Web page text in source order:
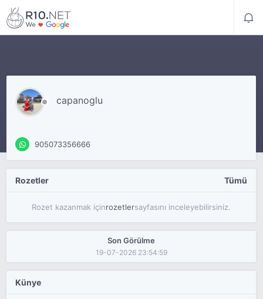
capanoglu
905073356666
Rozetler Tümü
Rozet kazanmak içinrozetlersayfasını inceleyebilirsiniz.
Son Görülme
19-07-2026 23:54:59
Künye